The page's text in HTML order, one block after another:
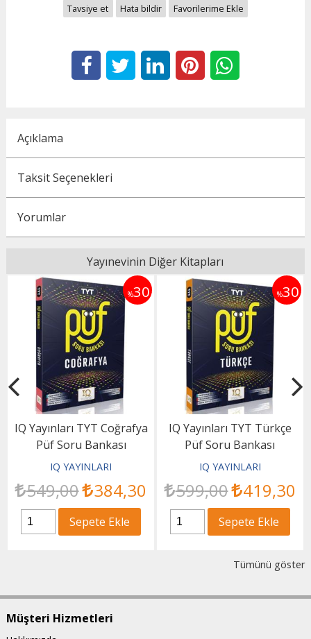
Tavsiye et Hata bildir Favorilerime Ekle
Açıklama
Taksit Seçenekleri
Yorumlar
Yayınevinin Diğer Kitapları
%30
IQ Yayınları TYT Coğrafya
Püf Soru Bankası
IQ YAYINLARI
549,00 384,30
Sepete Ekle
%30
IQ Yayınları TYT Türkçe
Püf Soru Bankası
IQ YAYINLARI
599,00 419,30
Sepete Ekle
Tümünü göster
Müşteri Hizmetleri